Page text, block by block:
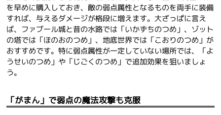
を早めに購入しておき、敵の弱点属性となるものを両手に装備
すれば、与えるダメージが格段に増えます。大ざっぱに言え
ば、ファブール城と昔の水路では「いかずちのつめ」、ゾット
の塔では「ほのおのつめ」、地底世界では「こおりのつめ」が
おすすめです。特に弱点属性が一定していない場所では、「よ
うせいのつめ」や「じごくのつめ」で追加効果を狙いましょ
う。
「がまん」で弱点の魔法攻撃も克服